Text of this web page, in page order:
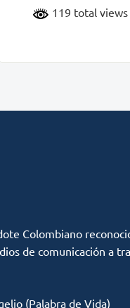
119 total views
Colombiano
de comunicación a
(Palabra de Vida)